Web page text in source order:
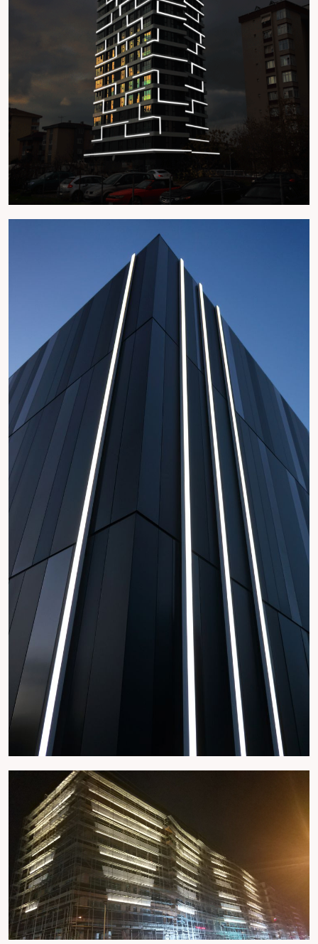
Ana Sayfa
Hakkımızda
Ürünlerimiz